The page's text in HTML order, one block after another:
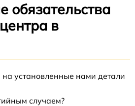
обязательства
в
на установленные нами детали
случаем?